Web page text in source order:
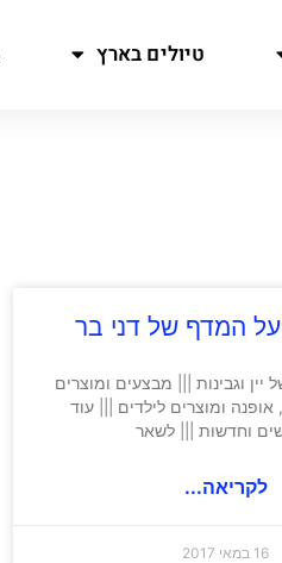
טיולים בארץ
המדף של דני בר
יין וגבינות ||| מבצעים ומוצרים
ומוצרים לילדים ||| עוד
וחדשות ||| לשאר
לקריאה...
16 במאי 2017